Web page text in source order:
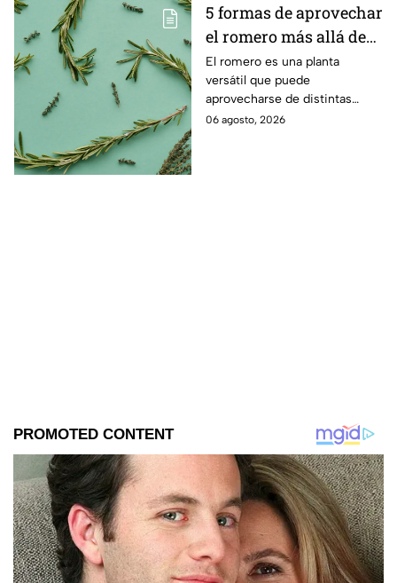
5 formas de aprovechar
el romero más allá de
la cocina
El romero es una planta
versátil que puede
aprovecharse de distintas
maneras en el hogar, desde la
06 agosto, 2026